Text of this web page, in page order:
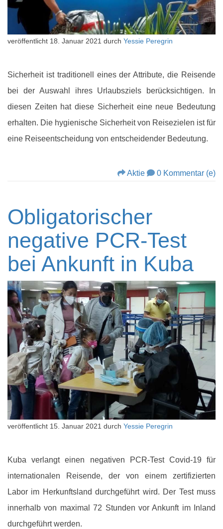
veröffentlicht 18. Januar 2021 durch Yessie Peregrin
Sicherheit ist traditionell eines der Attribute, die Reisende
bei der Auswahl ihres Urlaubsziels berücksichtigen. In
diesen Zeiten hat diese Sicherheit eine neue Bedeutung
erhalten. Die hygienische Sicherheit von Reisezielen ist für
eine Reiseentscheidung von entscheidender Bedeutung.
Aktie 0 Kommentar (e)
Obligatorischer
negative PCR-Test
bei Ankunft in Kuba
veröffentlicht 15. Januar 2021 durch Yessie Peregrin
Kuba verlangt einen negativen PCR-Test Covid-19 für
internationalen Reisende, der von einem zertifizierten
Labor im Herkunftsland durchgeführt wird. Der Test muss
innerhalb von maximal 72 Stunden vor Ankunft im Inland
durchgeführt werden.